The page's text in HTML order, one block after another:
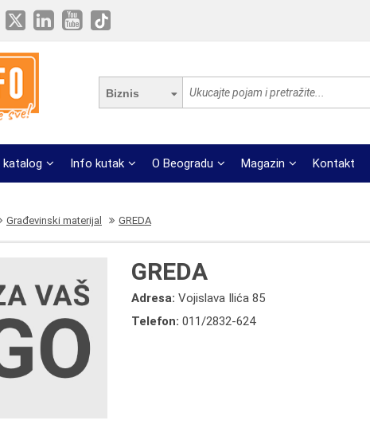
Biznis
katalog Info kutak O Beogradu Magazin Kontakt
Građevinski materijal GREDA
GREDA
Adresa:Vojislava Ilića 85
Telefon:011/2832-624